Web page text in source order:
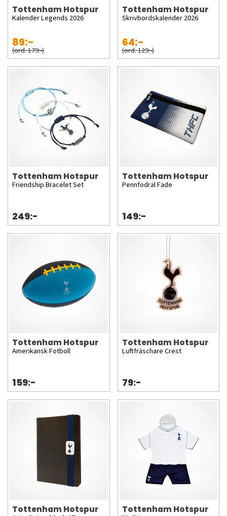
Tottenham Hotspur
Kalender Legends 2026
89:-
(ord. 179:-)
Tottenham Hotspur
Skrivbordskalender 2026
64:-
(ord. 129:-)
Tottenham Hotspur
Friendship Bracelet Set
249:-
Tottenham Hotspur
Pennfodral Fade
149:-
Tottenham Hotspur
Amerikansk Fotboll
159:-
Tottenham Hotspur
Luftfräschare Crest
79:-
Tottenham Hotspur
Tottenham Hotspur